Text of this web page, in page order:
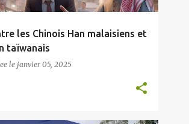
les Chinois Han malaisiens et
taïwanais
le janvier 05, 2025